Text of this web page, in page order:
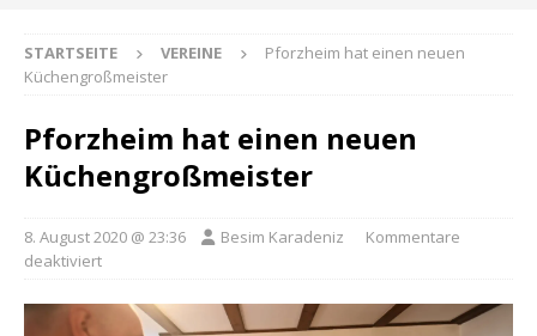
STARTSEITE VEREINE
Pforzheim hat einen neuen
Küchengroßmeister
Pforzheim hat einen neuen
Küchengroßmeister
8. August 2020 @ 23:36 Besim Karadeniz
Kommentare
deaktiviert